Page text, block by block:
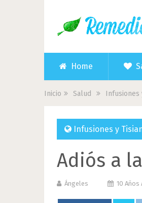
Home
Inicio Salud Infusiones
Infusiones y
Adiós a
Ángeles 10 Años